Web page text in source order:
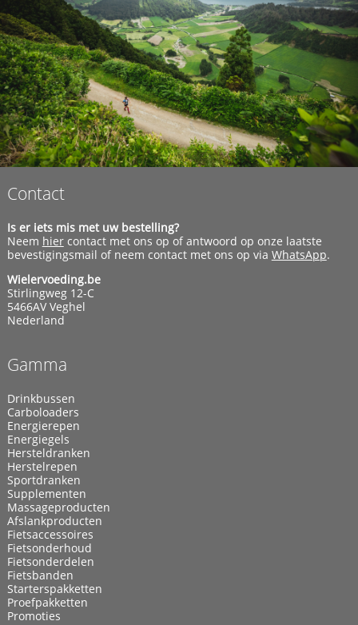
Contact
Is er iets mis met uw bestelling?
Neem hiercontact met ons op of antwoord op onze laatste
bevestigingsmail of neem contact met ons op via WhatsApp.
Wielervoeding.be
Stirlingweg 12-C
5466AV Veghel
Nederland
Gamma
Drinkbussen
Carboloaders
Energierepen
Energiegels
Hersteldranken
Herstelrepen
Sportdranken
Supplementen
Massageproducten
Afslankproducten
Fietsaccessoires
Fietsonderhoud
Fietsonderdelen
Fietsbanden
Starterspakketten
Proefpakketten
Promoties